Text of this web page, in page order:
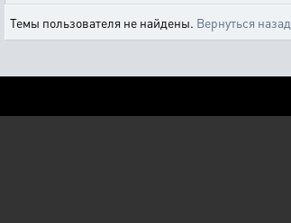
Темы пользователя не найдены. Вернуться назад